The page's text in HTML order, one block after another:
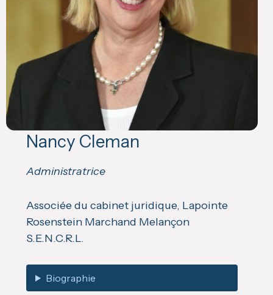
Nancy Cleman
Administratrice
Associée du cabinet juridique, Lapointe
Rosenstein Marchand Melançon
S.E.N.C.R.L.
Biographie